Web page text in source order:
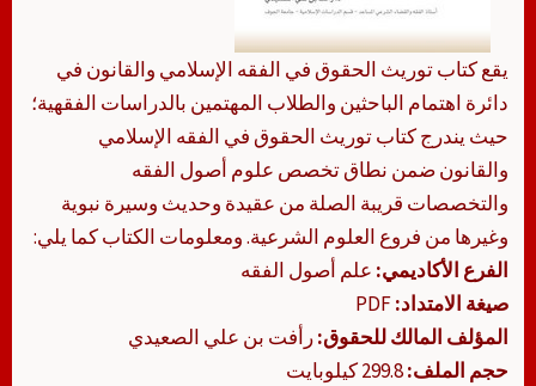
يقع كتاب توريث الحقوق في الفقه الإسلامي والقانون في
دائرة اهتمام الباحثين والطلاب المهتمين بالدراسات الفقهية؛
حيث يندرج كتاب توريث الحقوق في الفقه الإسلامي
والقانون ضمن نطاق تخصص علوم أصول الفقه
والتخصصات قريبة الصلة من عقيدة وحديث وسيرة نبوية
وغيرها من فروع العلوم الشرعية. ومعلومات الكتاب كما يلي:
الفرع الأكاديمي: علم أصول الفقه
صيغة الامتداد:
المؤلف المالك للحقوق:رأفت بن علي الصعيدي
حجم الملف: